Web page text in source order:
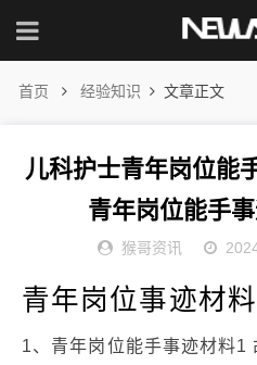
首页 经验知识 文章正文
儿科护士青年岗位能
青年岗位能手
猴哥资讯
青年岗位事迹材
1、青年岗位能手事迹材料1